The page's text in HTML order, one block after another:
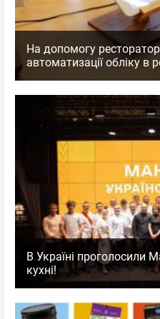
На допомогу
автоматизації обліку в
В Україні проголосили
кухні!